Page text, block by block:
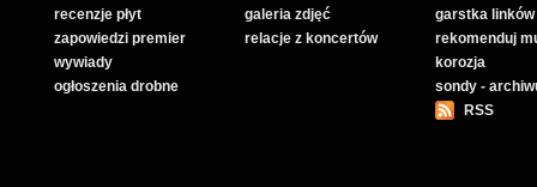
recenzje płyt
zapowiedzi premier
wywiady
ogłoszenia drobne
galeria zdjęć
relacje z koncertów
garstka linków
rekomenduj
korozja
sondy -
RSS